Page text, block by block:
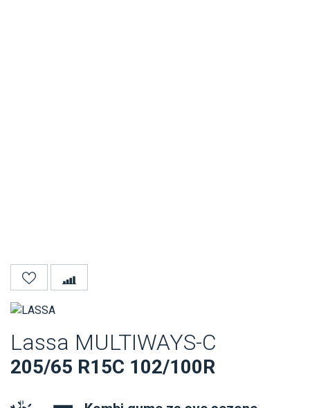
Lassa MULTIWAYS-C
205/65 R15C 102/100R